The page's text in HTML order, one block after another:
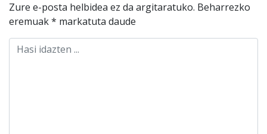
Zure e-posta helbidea ez da argitaratuko. Beharrezko
eremuak* markatuta daude